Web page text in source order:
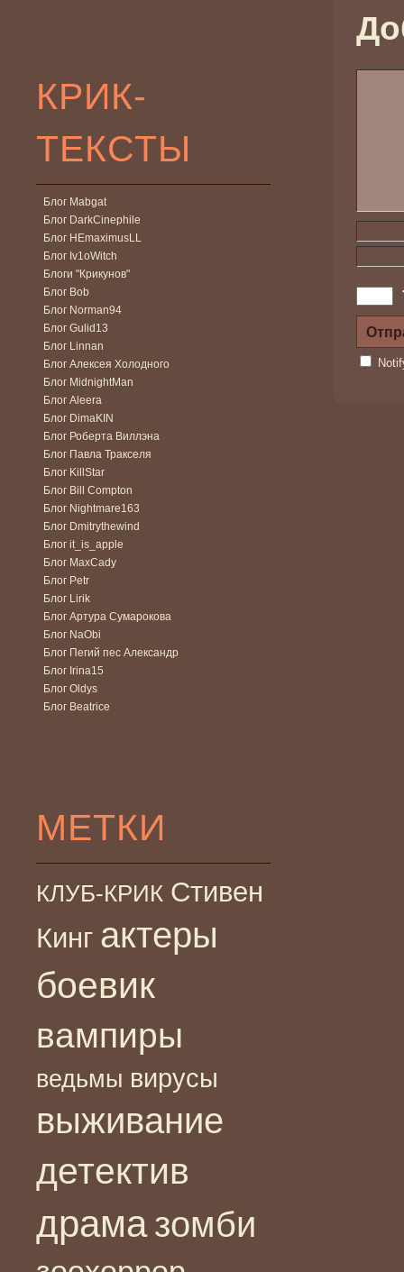
КРИК-
ТЕКСТЫ
Блог Mabgat
Блог DarkCinephile
Блог HEmaximusLL
Блог Iv1oWitch
Блоги "Крикунов"
Блог Bob
Блог Norman94
Блог Gulid13
Блог Linnan
Блог Алексея Холодного
Блог MidnightMan
Блог Aleera
Блог DimaKIN
Блог Роберта Виллэна
Блог Павла Тракселя
Блог KillStar
Блог Bill Compton
Блог Nightmare163
Блог Dmitrythewind
Блог it_is_apple
Блог MaxCady
Блог Petr
Блог Lirik
Блог Артура Сумарокова
Блог NaObi
Блог Пегий пес Александр
Блог Irina15
Блог Oldys
Блог Beatrice
МЕТКИ
КЛУБ-КРИК Стивен
Кинг актеры
боевик
вампиры
ведьмы вирусы
выживание
детектив
драма зомби